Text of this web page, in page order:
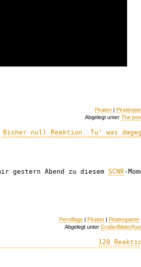
Piraten |
Abgelegt unter The
Bisher null Reaktion. Tu' was
gestern Abend zu diesem SCNR-
Persiflage Piraten Piratenpartei
Abgelegt unter Grafix/Bilder/
120